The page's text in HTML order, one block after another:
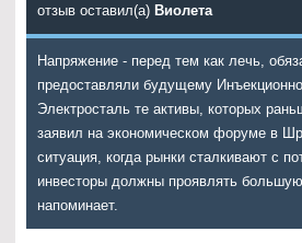
отзыв оставил(а) Виолета
Напряжение - перед тем как лечь,
предоставляли будущему
Электросталь те активы, которых
заявил на экономическом форуме в
ситуация, когда рынки сталкивают с
инвесторы должны проявлять большую
напоминает.